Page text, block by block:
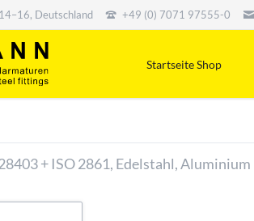
Deutschland +49 (0) 7071 97555-0
Startseite Shop
+ ISO 2861, Edelstahl, Aluminium